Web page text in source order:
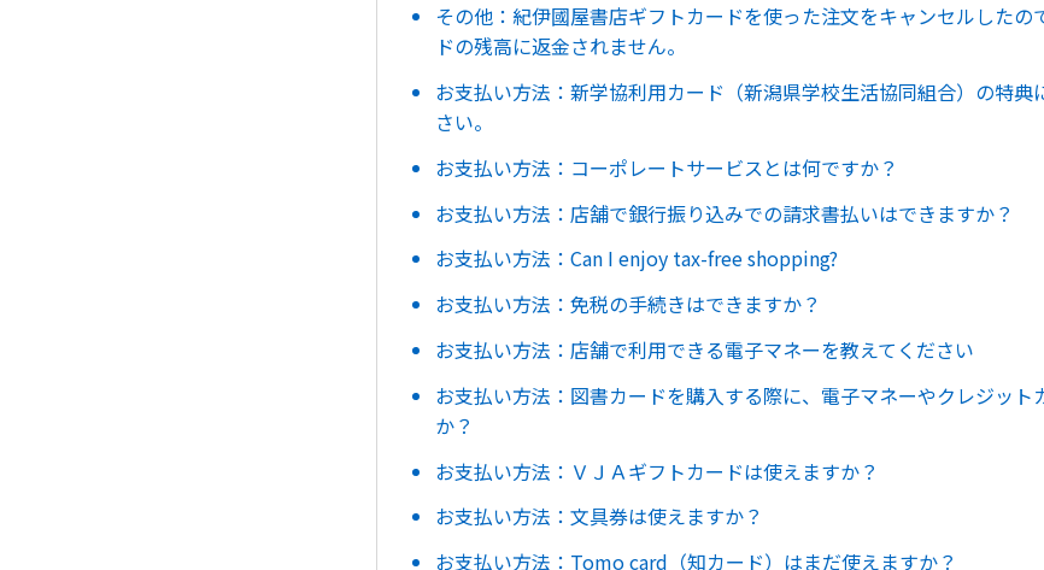
その他：紀伊國屋書店ギフトカードを使った注文をキャンセルしたの
ドの残高に返金されません。
お支払い方法：新学協利用カード（新潟県学校生活協同組合）の特典
さい。
お支払い方法：コーポレートサービスとは何ですか？
お支払い方法：店舗で銀行振り込みでの請求書払いはできますか？
お支払い方法：Can I enjoy tax-free shopping?
お支払い方法：免税の手続きはできますか？
お支払い方法：店舗で利用できる電子マネーを教えてください
お支払い方法：図書カードを購入する際に、電子マネーやクレジット
か？
お支払い方法：ＶＪＡギフトカードは使えますか？
お支払い方法：文具券は使えますか？
お支払い方法：Tomo card（知カード）はまだ使えますか？